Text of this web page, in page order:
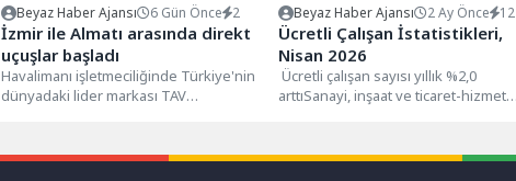
Beyaz Haber Ajansı 6 Gün Önce 2
İzmir ile Almatı arasında direkt
uçuşlar başladı
Havalimanı işletmeciliğinde Türkiye'nin
dünyadaki lider markası TAV
Beyaz Haber Ajansı 2 Ay Önce 12
Ücretli Çalışan İstatistikleri,
Nisan 2026
Ücretli çalışan sayısı yıllık %2,0
arttıSanayi, inşaat ve ticaret-hizmet